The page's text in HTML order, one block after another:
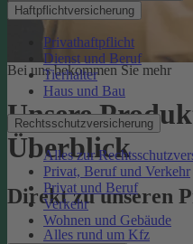
Haftpflichtversicherung
Privathaftpflicht
Dienst und Beruf
Tierhalter
Haus und Bau
Rechtsschutzversicherung
Alles zur
Privat, Beruf und Verkehr
Privat und Beruf
Verkehr
Wohnen und Gebäude
Bei uns bekommen Sie mehr
Unsere
Überblick
Direkt zu unseren
Alles rund um Kfz